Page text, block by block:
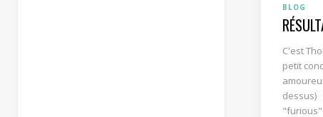
BLOG
C'est
petit
dessus)
"furious"